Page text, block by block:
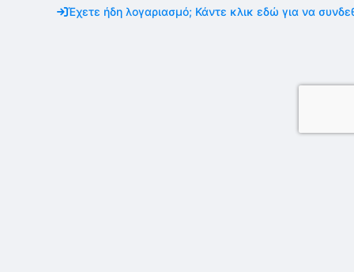
Έχετε ήδη λογαριασμό; Κάντε κλικ εδώ για να